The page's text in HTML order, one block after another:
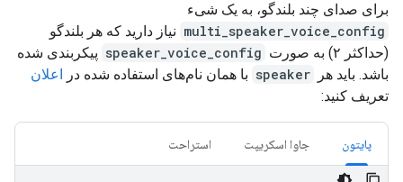
برای صدای چند بلندگو، به یک شیء
multi_speaker_voice_config نیاز دارید که هر بلندگو
(حداکثر ۲) به صورت
speaker_voice_config پیکربندی شده
باشد. باید هر
speaker با همان نام‌های استفاده شده در اعلان
تعریف کنید:
پایتون جاوا اسکریپت استراحت